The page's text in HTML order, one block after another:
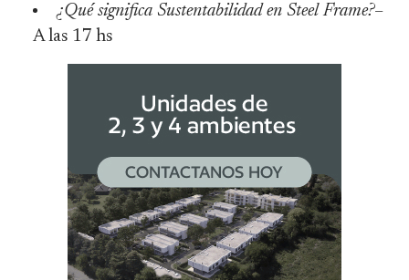
¿Qué significa Sustentabilidad en Steel Frame?–
A las 17 hs